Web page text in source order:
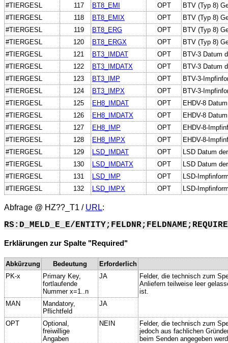
#TIERGESL 117 BT8_EMI OPT
BTV (Typ 8)
#TIERGESL
118 BT8_EMIX OPT
BTV (Typ 8)
#TIERGESL
119 BT8_ERG OPT
BTV (Typ 8)
#TIERGESL
120 BT8_ERGX OPT
BTV (Typ 8)
#TIERGESL
121 BT3_IMDAT OPT
BTV-3 Datum
#TIERGESL
122 BT3_IMDATX OPT
BTV-3 Datum
#TIERGESL
123 BT3_IMP OPT
BTV-3-
#TIERGESL
124 BT3_IMPX OPT
BTV-3-
#TIERGESL
125 EH8_IMDAT OPT
EHDV-8
#TIERGESL
126 EH8_IMDATX OPT
EHDV-8
#TIERGESL
127 EH8_IMP OPT
EHDV-8-
#TIERGESL
128 EH8_IMPX OPT
EHDV-8-
#TIERGESL
129 LSD_IMDAT OPT
LSD Datum
#TIERGESL
130 LSD_IMDATX OPT
LSD Datum
#TIERGESL
131 LSD_IMP OPT
LSD-
#TIERGESL
132 LSD_IMPX OPT LSD-
Abfrage @ HZ??_T1 / URL:
RS:D_MELD_E_E/
Erklärungen zur Spalte "Required"
Abkürzung Bedeutung
Erforderlich
PK-x
Primary Key,
fortlaufende
Nummer x=1..n
JA
Felder, die technisch zum
Anliefern teilweise leer
ist.
MAN
Mandatory,
Pflichtfeld
JA
OPT
Optional,
freiwillige
Angaben
NEIN
Felder, die technisch zum
jedoch aus fachlichen
beim Senden angegeben